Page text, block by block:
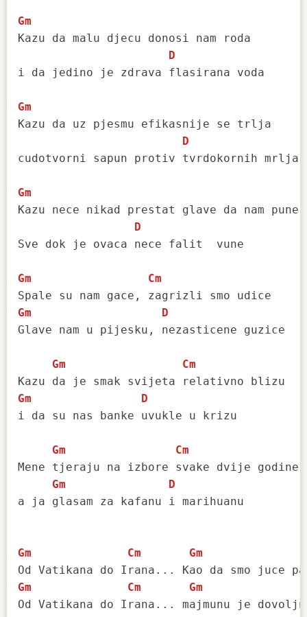
Gm
Kazu da malu djecu donosi nam roda
D
i da jedino je zdrava flasirana voda
Gm
Kazu da uz pjesmu efikasnije se trlja
D
cudotvorni sapun protiv tvrdokornih mrlja
Gm
Kazu nece nikad prestat glave da nam pune
D
Sve dok je ovaca nece falit  vune
Gm
Cm
Gm
D
Glave nam u pijesku, nezasticene guzice
Gm
Cm
Gm
D
i da su nas banke uvukle u krizu
Gm
Cm
Mene tjeraju na izbore svake dvije godine,
Gm
D
a ja glasam za kafanu i marihuanu
Gm Cm Gm
Gm Cm
Gm
Od Vatikana do Irana... majmunu je